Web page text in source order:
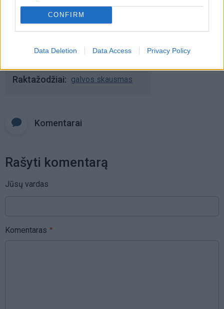
CONFIRM
Data Deletion Data Access Privacy Policy
pakilo į orą
Raktažodžiai galvos skausmas
Komentarai
Rašyti komentarą
Jūsų vardas
Komentaras